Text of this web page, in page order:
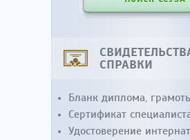
СПРАВКИ
Бланк диплома,
Сертификат
Удостоверение